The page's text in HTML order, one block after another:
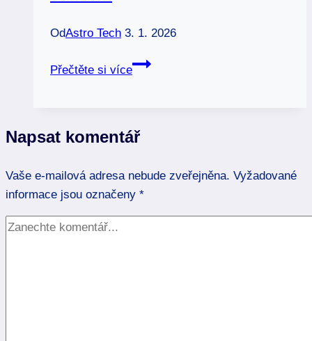
OdAstro Tech 3. 1. 2026
Přečtěte si více
Jak
znamení
Neodolatelné
techniky
svádění
Napsat komentář
Vaše e-mailová adresa nebude zveřejněna. Vyžadované
informace jsou označeny *